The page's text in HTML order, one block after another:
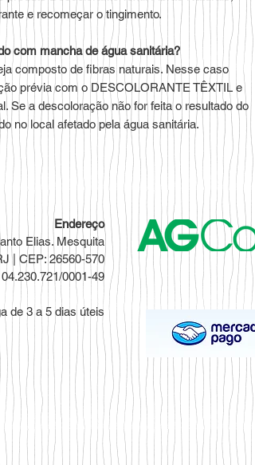
e recomeçar o tingimento.
com mancha de água sanitária?
composto de fibras naturais. Nesse caso
prévia com o DESCOLORANTE TÊXTIL e
Se a descoloração não for feita o resultado do
no local afetado pela água sanitária.
Endereço
Elias. Mesquita
| CEP: 26560-570
0001-49
de 3 a 5 dias úteis